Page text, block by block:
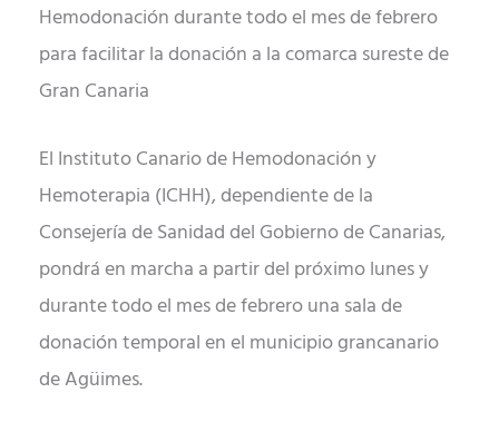
Hemodonación durante todo el mes de febrero
para facilitar la donación a la comarca sureste de
Gran Canaria
El Instituto Canario de Hemodonación y
Hemoterapia (ICHH), dependiente de la
Consejería de Sanidad del Gobierno de Canarias,
pondrá en marcha a partir del próximo lunes y
durante todo el mes de febrero una sala de
donación temporal en el municipio grancanario
de Agüimes.